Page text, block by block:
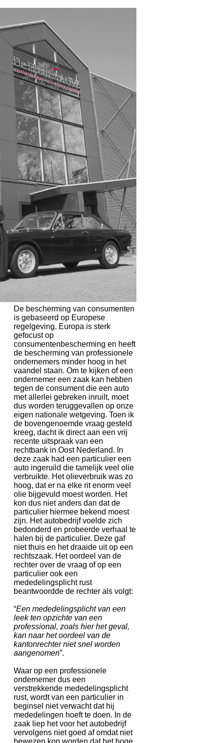
De bescherming van consumenten
is gebaseerd op Europese
regelgeving. Europa is sterk
gefocust op
consumentenbescherming en heeft
de bescherming van professionele
ondernemers minder hoog in het
vaandel staan. Om te kijken of een
ondernemer een zaak kan hebben
tegen de consument die een auto
met allerlei gebreken inruilt, moet
dus worden teruggevallen op onze
eigen nationale wetgeving. Toen ik
de bovengenoemde vraag gesteld
kreeg, dacht ik direct aan een vrij
recente uitspraak van een
rechtbank in Oost Nederland. In
deze zaak had een particulier een
auto ingeruild die tamelijk veel olie
verbruikte. Het olieverbruik was zo
hoog, dat er na elke rit enorm veel
olie bijgevuld moest worden. Het
kon dus niet anders dan dat de
particulier hiermee bekend moest
zijn. Het autobedrijf voelde zich
bedonderd en probeerde verhaal te
halen bij de particulier. Deze gaf
niet thuis en het draaide uit op een
rechtszaak. Het oordeel van de
rechter over de vraag of op een
particulier ook een
mededelingsplicht rust
beantwoordde de rechter als volgt:
“Een mededelingsplicht van een
leek ten opzichte van een
professional, zoals hier het geval,
kan naar het oordeel van de
kantonrechter niet snel worden
aangenomen”.
Waar op een professionele
ondernemer dus een
verstrekkende mededelingsplicht
rust, wordt van een particulier in
beginsel niet verwacht dat hij
mededelingen hoeft te doen. In de
zaak liep het voor het autobedrijf
vervolgens niet goed af omdat niet